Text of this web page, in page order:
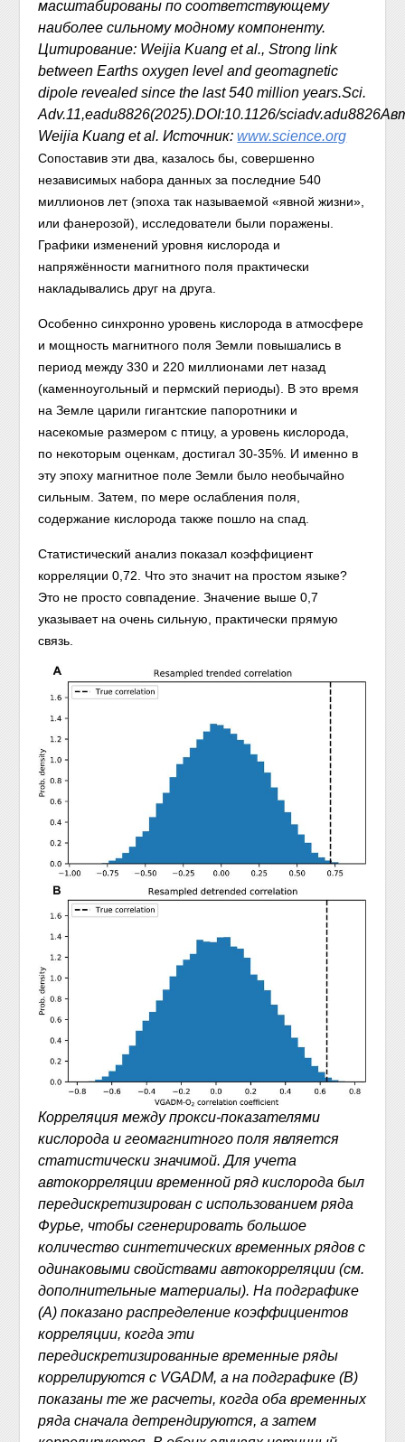
масштабированы по соответствующему
наиболее сильному модному компоненту.
Цитирование: Weijia Kuang et al., Strong link
between Earths oxygen level and geomagnetic
dipole revealed since the last 540 million years.Sci.
Adv.11,eadu8826(2025).DOI:10.1126/
Weijia Kuang et al. Источник:www.science.org
Сопоставив эти два, казалось бы, совершенно
независимых набора данных за последние 540
миллионов лет (эпоха так называемой «явной жизни»,
или фанерозой), исследователи были поражены.
Графики изменений уровня кислорода и
напряжённости магнитного поля практически
накладывались друг на друга.
Особенно синхронно уровень кислорода в атмосфере
и мощность магнитного поля Земли повышались в
период между 330 и 220 миллионами лет назад
(каменноугольный и пермский периоды). В это время
на Земле царили гигантские папоротники и
насекомые размером с птицу, а уровень кислорода,
по некоторым оценкам, достигал 30-35%. И именно в
эту эпоху магнитное поле Земли было необычайно
сильным. Затем, по мере ослабления поля,
содержание кислорода также пошло на спад.
Статистический анализ показал коэффициент
корреляции 0,72. Что это значит на простом языке?
Это не просто совпадение. Значение выше 0,7
указывает на очень сильную, практически прямую
связь.
Корреляция между прокси-показателями
кислорода и геомагнитного поля является
статистически значимой. Для учета
автокорреляции временной ряд кислорода был
передискретизирован с использованием ряда
Фурье, чтобы сгенерировать большое
количество синтетических временных рядов с
одинаковыми свойствами автокорреляции (см.
дополнительные материалы). На подграфике
(A) показано распределение коэффициентов
корреляции, когда эти
передискретизированные временные ряды
коррелируются с VGADM, а на подграфике (B)
показаны те же расчеты, когда оба временных
ряда сначала детрендируются, а затем